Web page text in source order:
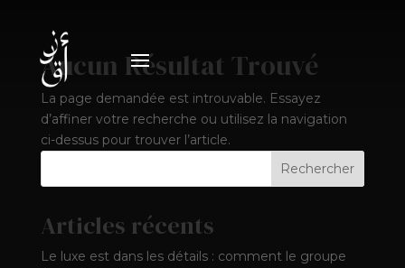
Aucun Résultat Trouvé
La page demandée est introuvable. Essayez
d’affiner votre recherche ou utilisez la navigation
ci-dessus pour trouver l’article.
Rechercher
Articles récents
Le luxe est dans les détails : comment le groupe